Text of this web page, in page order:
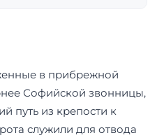
в прибрежной
Софийской звонницы,
путь из крепости к
служили для отвода